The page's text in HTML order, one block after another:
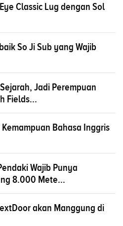
Classic Lug dengan Sol
So Ji Sub yang Wajib
Jadi Perempuan
Fields...
Bahasa Inggris
Wajib Punya
8.000 Mete...
akan Manggung di